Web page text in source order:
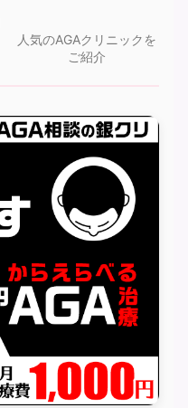
人気のAGAクリニックを
ご紹介